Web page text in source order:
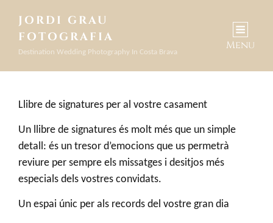
JORDI GRAU
FOTOGRAFIA
Destination Wedding Photography In Costa Brava
Menu
Llibre de signatures per al vostre casament
Un llibre de signatures és molt més que un simple
detall: és un tresor d’emocions que us permetrà
reviure per sempre els missatges i desitjos més
especials dels vostres convidats.
Un espai únic per als records del vostre gran dia